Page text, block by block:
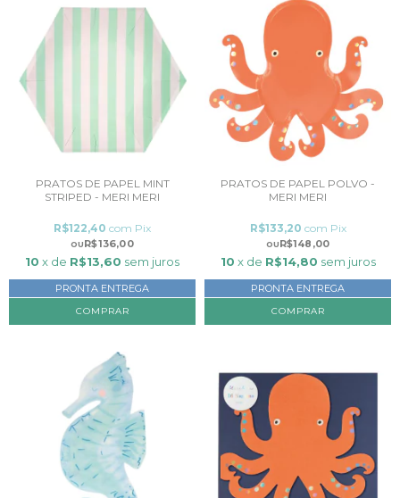
PRATOS DE PAPEL MINT
STRIPED - MERI MERI
R$136,00
R$122,40 com Pix
10 x de R$13,60 sem juros
PRONTA ENTREGA
PRATOS DE PAPEL POLVO -
MERI MERI
R$148,00
R$133,20 com Pix
10 x de R$14,80 sem juros
PRONTA ENTREGA